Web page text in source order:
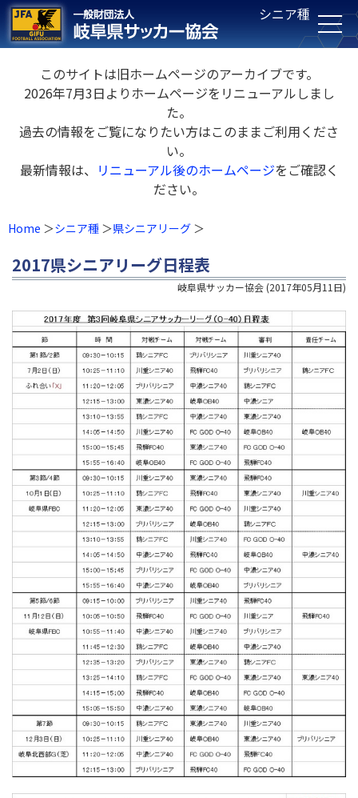
シニア種
このサイトは旧ホームページのアーカイブです。
2026年7月3日よりホームページをリニューアルしまし
た。
過去の情報をご覧になりたい方はこのままご利用くださ
い。
最新情報は、 リニューアル後のホームページをご確認く
ださい。
Home シニア種 県シニアリーグ
2017県シニアリーグ日程表
岐阜県サッカー協会 (2017年05月11日)